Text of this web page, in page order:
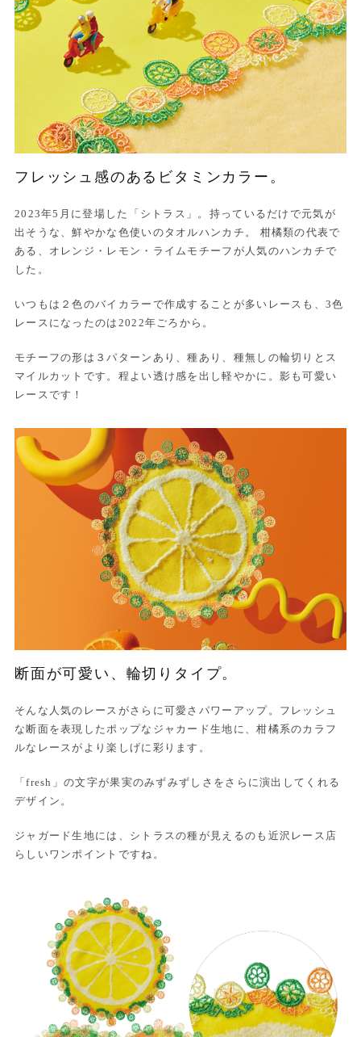
フレッシュ感のあるビタミンカラー。
2023年5月に登場した「シトラス」。持っているだけで元気が
出そうな、鮮やかな色使いのタオルハンカチ。 柑橘類の代表で
ある、オレンジ・レモン・ライムモチーフが人気のハンカチで
した。
いつもは２色のバイカラーで作成することが多いレースも、3色
レースになったのは2022年ごろから。
モチーフの形は３パターンあり、種あり、種無しの輪切りとス
マイルカットです。程よい透け感を出し軽やかに。影も可愛い
レースです！
断面が可愛い、輪切りタイプ。
そんな人気のレースがさらに可愛さパワーアップ。フレッシュ
な断面を表現したポップなジャカード生地に、柑橘系のカラフ
ルなレースがより楽しげに彩ります。
「fresh」の文字が果実のみずみずしさをさらに演出してくれる
デザイン。
ジャガード生地には、シトラスの種が見えるのも近沢レース店
らしいワンポイントですね。